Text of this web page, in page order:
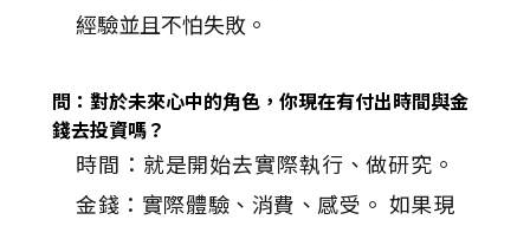
經驗並且不怕失敗。
問：對於未來心中的角色，你現在有付出時間與金
錢去投資嗎？
時間：就是開始去實際執行、做研究。
金錢：實際體驗、消費、感受。 如果現